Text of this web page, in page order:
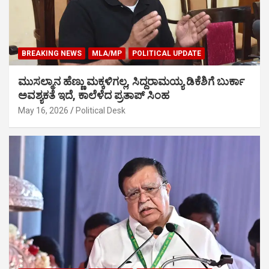
BREAKING NEWS MLA/MP POLITICAL UPDATE
ಮುಸಲ್ಮಾನ ಹೆಣ್ಣು ಮಕ್ಕಳಿಗಲ್ಲ, ಸಿದ್ದರಾಮಯ್ಯ ಡಿಕೆಶಿಗೆ ಬುರ್ಕಾ
ಅವಶ್ಯಕತೆ ಇದೆ, ಕಾಲೆಳೆದ ಪ್ರತಾಪ್ ಸಿಂಹ
May 16, 2026 Political Desk